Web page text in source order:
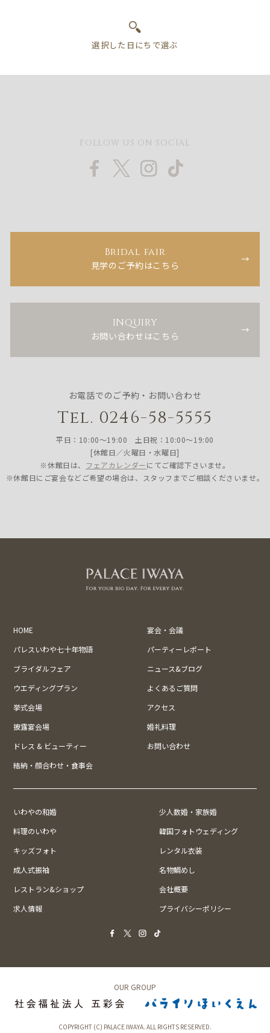
FOLLOW US ON SOCIAL
Bridal fair
見学のご予約はこちら
INQUIRY
お問い合わせはこちら
お電話でのご予約・お問い合わせ
Tel. 0246-58-5555
平日：10:00〜19:00 土日祝：10:00〜19:00
[休館日／火曜日・水曜日]
※休館日は、 フェアカレンダーにてご確認下さいませ。
※休館日にご宴会などご希望の場合は、スタッフまでご相談くださいませ。
HOME
宴会・会議
パレスいわや七十年物語
パーティーレポート
ブライダルフェア
ニュース&ブログ
ウエディングプラン
よくあるご質問
挙式会場
アクセス
披露宴会場
婚礼料理
ドレス & ビューティー
お問い合わせ
結納・顔合わせ・食事会
いわやの和婚
少人数婚・家族婚
料理のいわや
韓国フォトウェディング
キッズフォト
レンタル衣装
成人式振袖
名物鯛めし
レストラン&ショップ
会社概要
求人情報
プライバシーポリシー
OUR GROUP
COPYRIGHT (C) PALACE IWAYA. ALL RIGHTS RESERVED.